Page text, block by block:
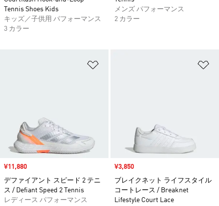
Tennis Shoes Kids
キッズ／子供用 パフォーマンス
3 カラー
メンズ パフォーマンス
2 カラー
セール価格
¥11,880
デファイアント スピード 2 テニ
ス / Defiant Speed 2 Tennis
レディース パフォーマンス
セール価格
¥3,850
ブレイクネット ライフスタイル
コートレース / Breaknet
Lifestyle Court Lace